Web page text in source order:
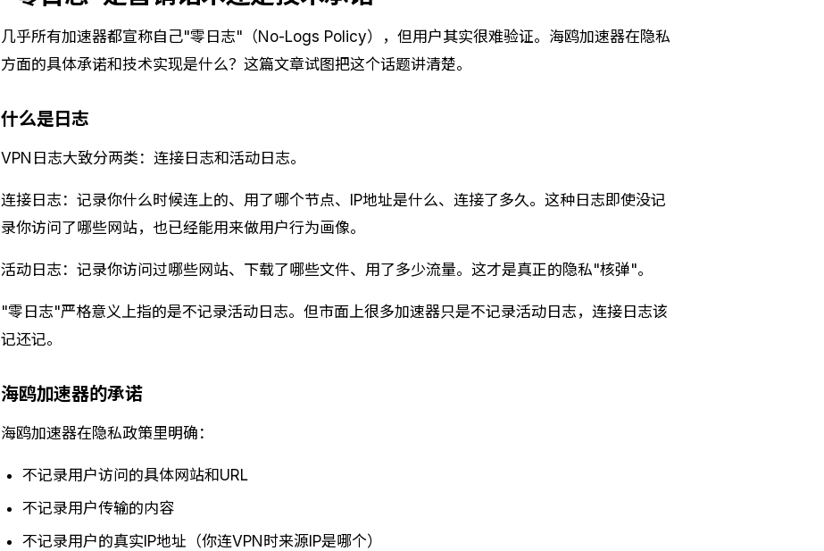
几乎所有加速器都宣称自己"零日志"（No-Logs Policy），但用户其实很难验证。海鸥加速器在隐私
方面的具体承诺和技术实现是什么？这篇文章试图把这个话题讲清楚。
什么是日志
VPN日志大致分两类：连接日志和活动日志。
连接日志：记录你什么时候连上的、用了哪个节点、IP地址是什么、连接了多久。这种日志即使没记
录你访问了哪些网站，也已经能用来做用户行为画像。
活动日志：记录你访问过哪些网站、下载了哪些文件、用了多少流量。这才是真正的隐私"核弹"。
"零日志"严格意义上指的是不记录活动日志。但市面上很多加速器只是不记录活动日志，连接日志该
记还记。
海鸥加速器的承诺
海鸥加速器在隐私政策里明确：
不记录用户访问的具体网站和URL
不记录用户传输的内容
不记录用户的真实IP地址（你连VPN时来源IP是哪个）